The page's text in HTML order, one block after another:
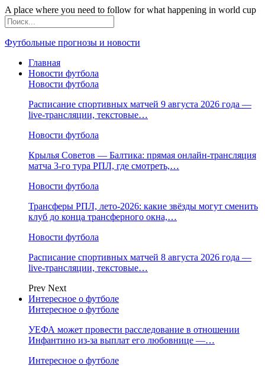
A place where you need to follow for what happening in world cup
Футбольные прогнозы и новости
Главная
Новости футбола
Новости футбола
Расписание спортивных матчей 9 августа 2026 года —
live-трансляции, текстовые…
Новости футбола
Крылья Советов — Балтика: прямая онлайн-трансляция
матча 3-го тура РПЛ, где смотреть,…
Новости футбола
Трансферы РПЛ, лето-2026: какие звёзды могут сменить
клуб до конца трансферного окна,…
Новости футбола
Расписание спортивных матчей 8 августа 2026 года —
live-трансляции, текстовые…
Prev Next
Интересное о футболе
Интересное о футболе
УЕФА может провести расследование в отношении
Инфантино из‑за выплат его любовнице —…
Интересное о футболе